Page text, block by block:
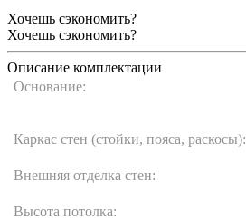
Хочешь сэкономить?
Хочешь сэкономить?
Описание комплектации
Основание:
Каркас стен (стойки, пояса, раскосы):
Внешняя отделка стен:
Высота потолка: